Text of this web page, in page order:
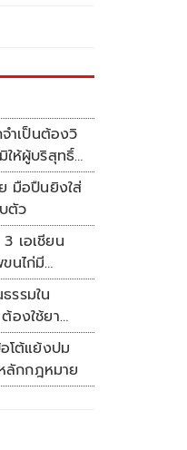
ำเป็นต้องวิ
ห้ผู้บริสุทธิ์
มือปืนยิงใส่
ตัว
เอเชียน
นไก่มี
รรมใน
องใช้ยา
ปลายเหตุ
โต้แย้งปม
ลักกฎหมาย